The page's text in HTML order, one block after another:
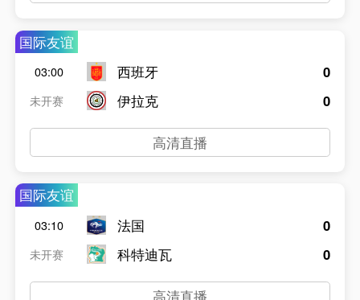
国际友谊
03:00
未开赛
西班牙
伊拉克
0
0
高清直播
国际友谊
03:10
未开赛
法国
科特迪瓦
0
0
高清直播